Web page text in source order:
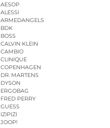
AESOP
ALESSI
ARMEDANGELS
BDK
BOSS
CALVIN KLEIN
CAMBIO
CLINIQUE
COPENHAGEN
DR. MARTENS
DYSON
ERGOBAG
FRED PERRY
GUESS
IZIPIZI
JOOP!